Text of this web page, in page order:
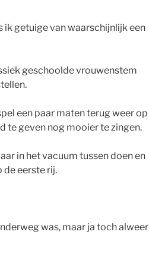
ik getuige van waarschijnlijk een
geschoolde vrouwenstem
een paar maten terug weer op
te geven nog mooier te zingen.
in het vacuum tussen doen en
de eerste rij.
was, maar ja toch alweer